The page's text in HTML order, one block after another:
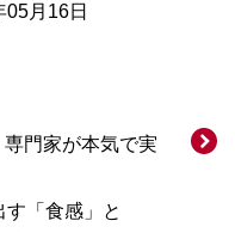
05月16日
専門家が本気で実
「食感」と